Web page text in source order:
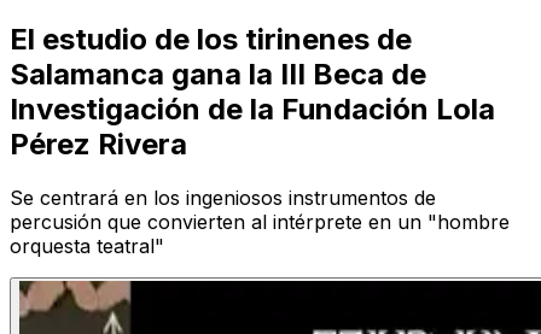
El estudio de los tirinenes de
Salamanca gana la III Beca de
Investigación de la Fundación Lola
Pérez Rivera
Se centrará en los ingeniosos instrumentos de
percusión que convierten al intérprete en un "hombre
orquesta teatral"